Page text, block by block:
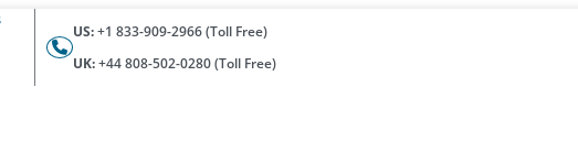
US:+1 833-909-2966 (Toll Free)
UK:+44 808-502-0280 (Toll Free)